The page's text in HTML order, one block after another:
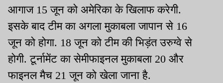
आगाज 15 जून को अमेरिका के खिलाफ करेगी.
इसके बाद टीम का अगला मुकाबला जापान से 16
जून को होगा. 18 जून को टीम की भिड़ंत उरुग्वे से
होगी. टूर्नामेंट का सेमीफाइनल मुकाबला 20 और
फाइनल मैच 21 जून को खेला जाना है.